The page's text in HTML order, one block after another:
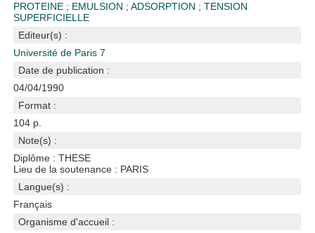
PROTEINE ; EMULSION ;ADSORPTION ;TENSION
SUPERFICIELLE
Editeur(s) :
Université de Paris 7
Date de publication :
04/04/1990
Format :
104 p.
Note(s) :
Diplôme : THESE
Lieu de la soutenance : PARIS
Langue(s) :
Français
Organisme d'accueil :